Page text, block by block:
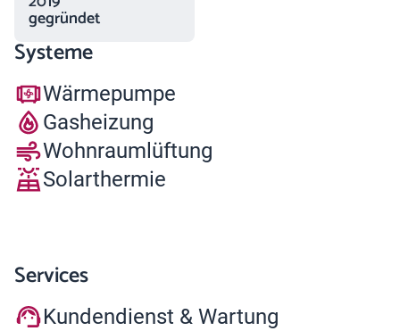
gegründet
Systeme
Wärmepumpe
Gasheizung
Wohnraumlüftung
Solarthermie
Services
Kundendienst & Wartung